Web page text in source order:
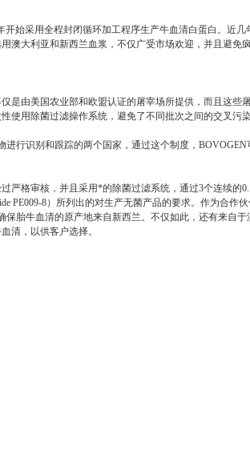
开始采用全程封闭循环加工程序生产牛血清白蛋白。近
澳大利亚和新西兰血浆，不仅广受市场欢迎，并且避免
是由美国农业部和欧盟认证的屠宰场所提供，而且这些
使用除菌过滤操作系统，避免了不同批次之间的交叉污
行识别和跟踪的两个国家，通过这个制度，
严格审核，并且采用*的除菌过滤系统，通过3个连续的
PE009-8）所列出的对生产无菌产品的要求。作为合作
保胎牛血清的原产地来自新西兰。不仅如此，还有来自
清，以供客户选择。